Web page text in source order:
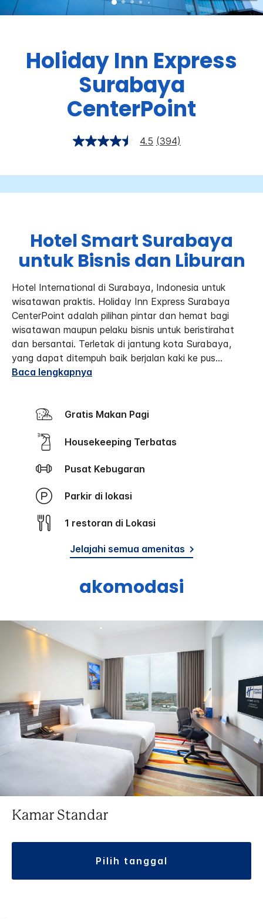
Holiday Inn Express
Surabaya
CenterPoint
4.5 (394)
Hotel Smart Surabaya
untuk Bisnis dan Liburan
Hotel International di Surabaya, Indonesia untuk
wisatawan praktis. Holiday Inn Express Surabaya
CenterPoint adalah pilihan pintar dan hemat bagi
wisatawan maupun pelaku bisnis untuk beristirahat
dan bersantai. Terletak di jantung kota Surabaya,
yang dapat ditempuh baik berjalan kaki ke pus...
Baca lengkapnya
Gratis Makan Pagi
Housekeeping Terbatas
Pusat Kebugaran
Parkir di lokasi
1 restoran di Lokasi
Jelajahi semua amenitas
akomodasi
Kamar Standar
pilih tanggal